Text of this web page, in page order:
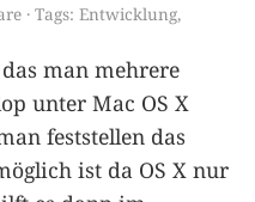
Tags: Entwicklung,
man mehrere
unter Mac OS X
feststellen das
ist da OS X nur